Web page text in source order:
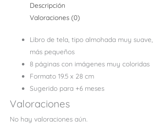
Descripción
Valoraciones (0)
Libro de tela, tipo almohada muy
más pequeños
8 páginas con imágenes muy coloridas
Formato 19.5 x 28 cm
Sugerido para +6 meses
Valoraciones
No hay valoraciones aún.